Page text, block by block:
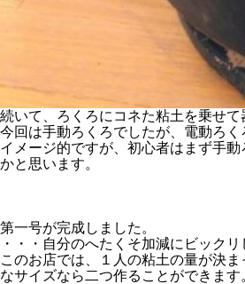
続いて、ろくろにコネた粘土を乗せて
今回は手動ろくろでしたが、電動ろく
イメージ的ですが、初心者はまず手
かと思います。
第一号が完成しました。
・・・自分のへたくそ加減にビックリ
このお店では、１人の粘土の量が決
なサイズなら二つ作ることができます